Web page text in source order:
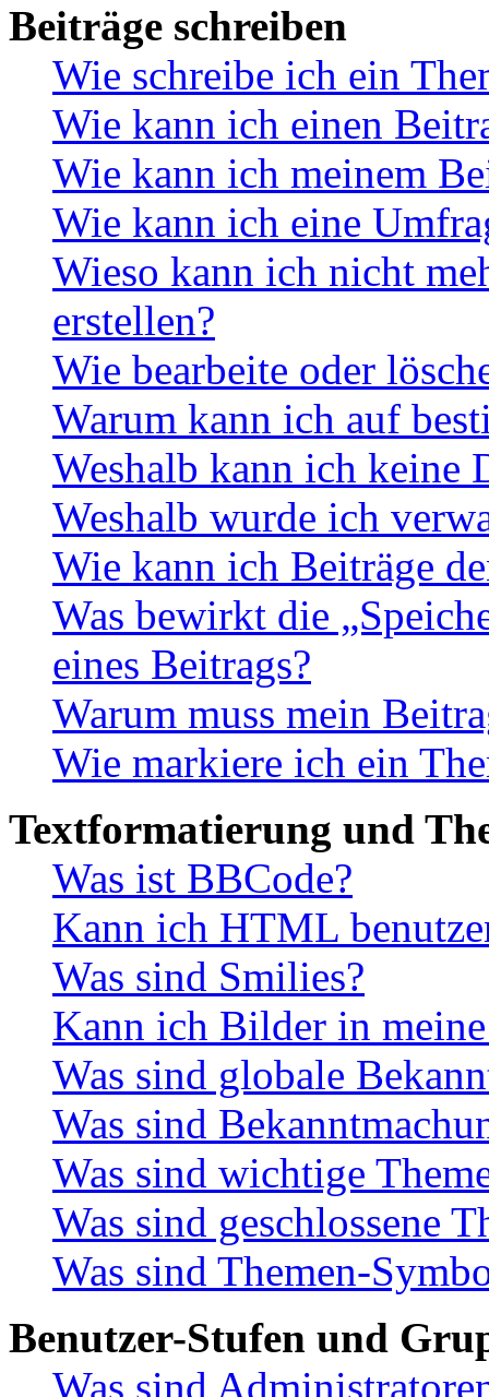
Beiträge schreiben
Wie schreibe ich ein
Wie kann ich einen
Wie kann ich meinem
Wie kann ich eine
Wieso kann ich nicht
erstellen?
Wie bearbeite oder
Warum kann ich auf
Weshalb kann ich keine
Weshalb wurde ich
Wie kann ich Beiträge
Was bewirkt die
eines Beitrags?
Warum muss mein
Wie markiere ich ein
Textformatierung und
Was ist BBCode?
Kann ich HTML
Was sind Smilies?
Kann ich Bilder in
Was sind globale
Was sind
Was sind wichtige
Was sind geschlossene
Was sind Themen-
Benutzer-Stufen und
Was sind